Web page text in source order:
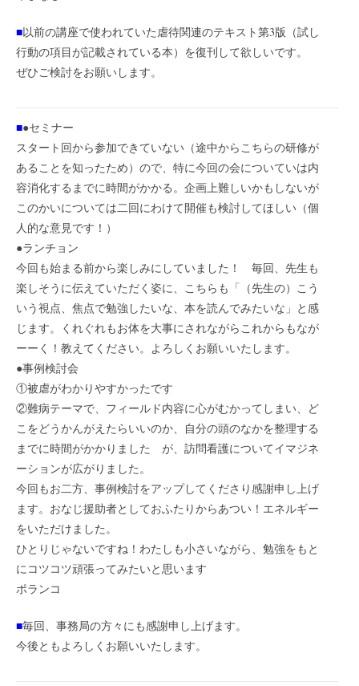
■以前の講座で使われていた虐待関連のテキスト第3版（試し
行動の項目が記載されている本）を復刊して欲しいです。
ぜひご検討をお願いします。
■●セミナー
スタート回から参加できていない（途中からこちらの研修が
あることを知ったため）ので、特に今回の会についていは内
容消化するまでに時間がかかる。企画上難しいかもしないが
このかいについては二回にわけて開催も検討してほしい（個
人的な意見です！）
●ランチョン
今回も始まる前から楽しみにしていました！ 毎回、先生も
楽しそうに伝えていただく姿に、こちらも「（先生の）こう
いう視点、焦点で勉強したいな、本を読んでみたいな」と感
じます。くれぐれもお体を大事にされながらこれからもなが
ーーく！教えてください。よろしくお願いいたします。
●事例検討会
①被虐がわかりやすかったです
②難病テーマで、フィールド内容に心がむかってしまい、ど
こをどうかんがえたらいいのか、自分の頭のなかを整理する
までに時間がかかりました が、訪問看護についてイマジネ
ーションが広がりました。
今回もお二方、事例検討をアップしてくださり感謝申し上げ
ます。おなじ援助者としておふたりからあつい！エネルギー
をいただけました。
ひとりじゃないですね！わたしも小さいながら、勉強をもと
にコツコツ頑張ってみたいと思います
ポランコ
■毎回、事務局の方々にも感謝申し上げます。
今後ともよろしくお願いいたします。